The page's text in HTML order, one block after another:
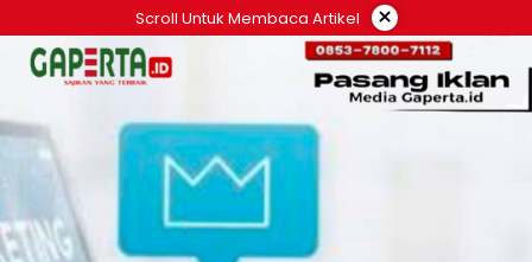
ke
konten
Scroll Untuk Membaca Artikel ×